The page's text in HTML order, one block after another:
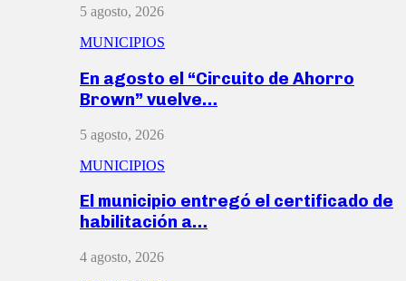
5 agosto, 2026
MUNICIPIOS
En agosto el “Circuito de Ahorro
Brown” vuelve…
5 agosto, 2026
MUNICIPIOS
El municipio entregó el certificado de
habilitación a…
4 agosto, 2026